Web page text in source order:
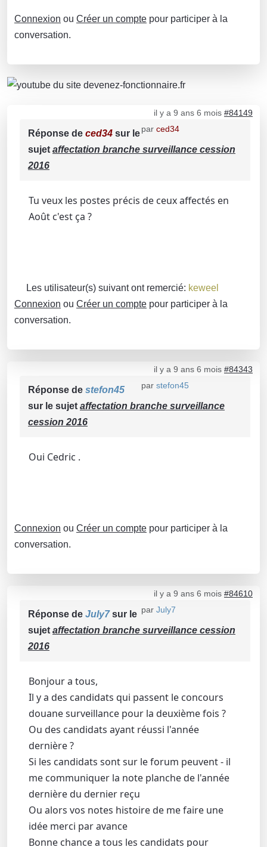
Connexion ou Créer un compte pour participer à la
conversation.
il y a 9 ans 6 mois #84149
par ced34
Réponse de ced34 sur le
sujet affectation branche surveillance cession
2016
Tu veux les postes précis de ceux affectés en
Août c'est ça ?
Les utilisateur(s) suivant ont remercié: keweel
Connexion ou Créer un compte pour participer à la
conversation.
il y a 9 ans 6 mois #84343
par stefon45
Réponse de stefon45
sur le sujet affectation branche surveillance
cession 2016
Oui Cedric .
Connexion ou Créer un compte pour participer à la
conversation.
il y a 9 ans 6 mois #84610
par July7
Réponse de July7sur le
sujet affectation branche surveillance cession
2016
Bonjour a tous,
Il y a des candidats qui passent le concours
douane surveillance pour la deuxième fois ?
Ou des candidats ayant réussi l'année
dernière ?
Si les candidats sont sur le forum peuvent - il
me communiquer la note planche de l'année
dernière du dernier reçu
Ou alors vos notes histoire de me faire une
idée merci par avance
Bonne chance a tous les candidats pour